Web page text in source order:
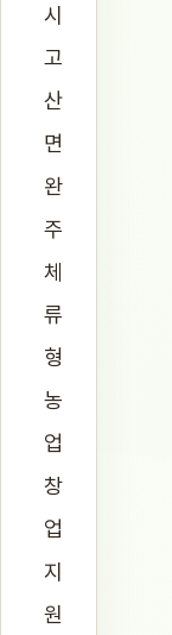
시
고
산
면
완
주
체
류
형
농
업
창
업
지
원